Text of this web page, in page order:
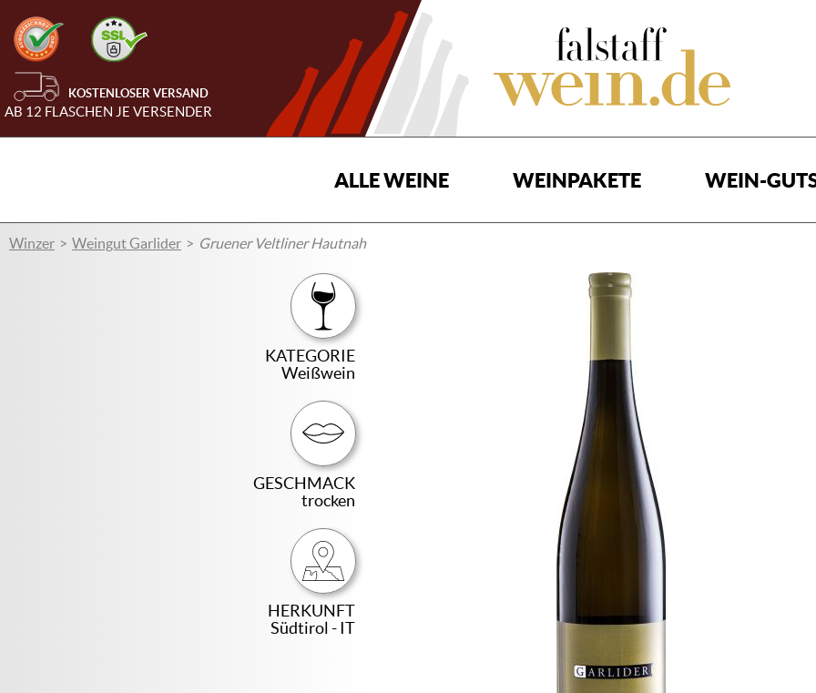
KOSTENLOSER VERSAND
AB 12 FLASCHEN JE VERSENDER
ALLE WEINE WEINPAKETE WEIN-
Winzer Weingut Garlider Gruener Veltliner Hautnah
KATEGORIE
Weißwein
GESCHMACK
trocken
HERKUNFT
Südtirol - IT